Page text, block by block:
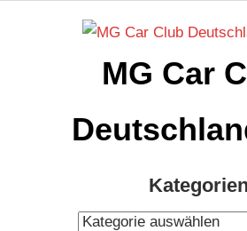
MG Car
Kategorien
Kategorien